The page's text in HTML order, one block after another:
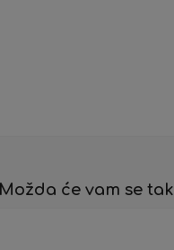
Možda će vam se